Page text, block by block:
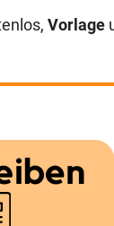
Vorlage